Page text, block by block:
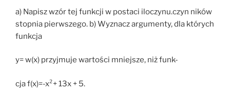
a) Napisz wzór tej funkcji w postaci iloczynu.czyn ników
stopnia pierwszego. b) Wyznacz argumenty, dla których
funkcja
y= w(x) przyjmuje wartości mniejsze, niż funk-
cja f(x)=-x²+ 13x + 5.